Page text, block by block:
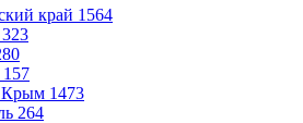
край 1564
323
157
Крым 1473
264